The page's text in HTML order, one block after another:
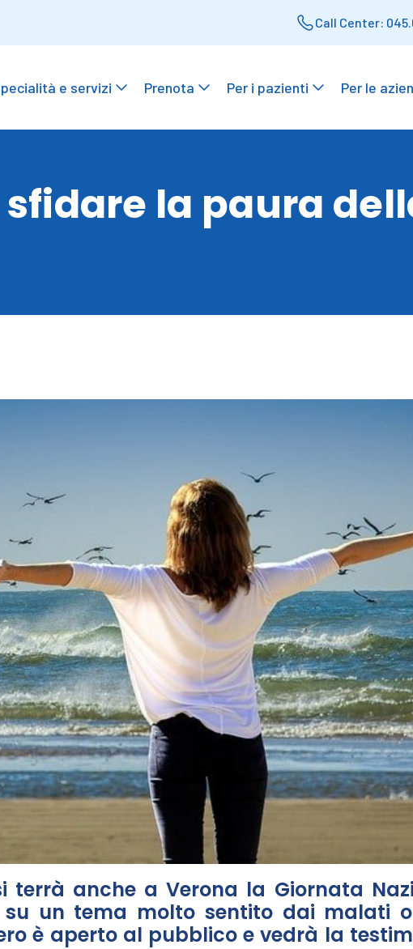
Call Center:
e servizi Prenota Per i pazienti Per le
la paura
terrà anche a Verona la Giornata
su un tema molto sentito dai malati
è aperto al pubblico e vedrà la